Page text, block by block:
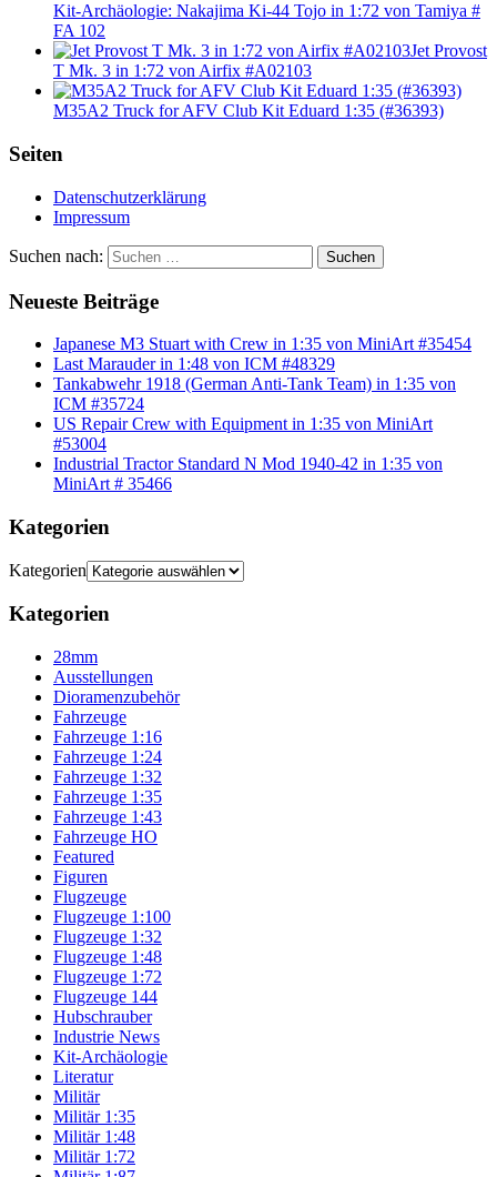
Kit-Archäologie: Nakajima Ki-44 Tojo in 1:72 von Tamiya #
FA 102
Jet Provost
T Mk. 3 in 1:72 von Airfix #A02103
M35A2 Truck for AFV Club Kit Eduard 1:35 (#36393)
Seiten
Datenschutzerklärung
Impressum
Suchen nach: Suchen
Neueste Beiträge
Japanese M3 Stuart with Crew in 1:35 von MiniArt #35454
Last Marauder in 1:48 von ICM #48329
Tankabwehr 1918 (German Anti-Tank Team) in 1:35 von
ICM #35724
US Repair Crew with Equipment in 1:35 von MiniArt
#53004
Industrial Tractor Standard N Mod 1940-42 in 1:35 von
MiniArt # 35466
Kategorien
Kategorien
Kategorien
28mm
Ausstellungen
Dioramenzubehör
Fahrzeuge
Fahrzeuge 1:16
Fahrzeuge 1:24
Fahrzeuge 1:32
Fahrzeuge 1:35
Fahrzeuge 1:43
Fahrzeuge HO
Featured
Figuren
Flugzeuge
Flugzeuge 1:100
Flugzeuge 1:32
Flugzeuge 1:48
Flugzeuge 1:72
Flugzeuge 144
Hubschrauber
Industrie News
Kit-Archäologie
Literatur
Militär
Militär 1:35
Militär 1:48
Militär 1:72